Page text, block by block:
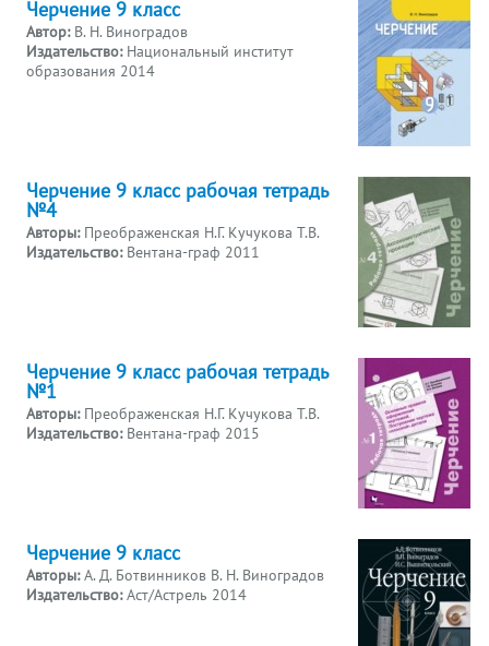
Черчение 9 класс
Автор: В. Н. Виноградов
Издательство: Национальный институт
образования 2014
Черчение 9 класс рабочая тетрадь
№4
Авторы: Преображенская Н.Г. Кучукова Т.В.
Издательство: Вентана-граф 2011
Черчение 9 класс рабочая тетрадь
№1
Авторы: Преображенская Н.Г. Кучукова Т.В.
Издательство: Вентана-граф 2015
Черчение 9 класс
Авторы:А. Д. Ботвинников В. Н. Виноградов
Издательство:Аст/Астрель 2014